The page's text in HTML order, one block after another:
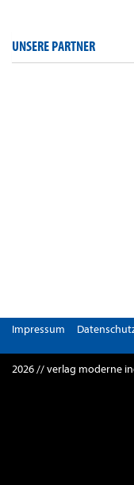
UNSERE PARTNER
Impressum
2026 // verlag moderne